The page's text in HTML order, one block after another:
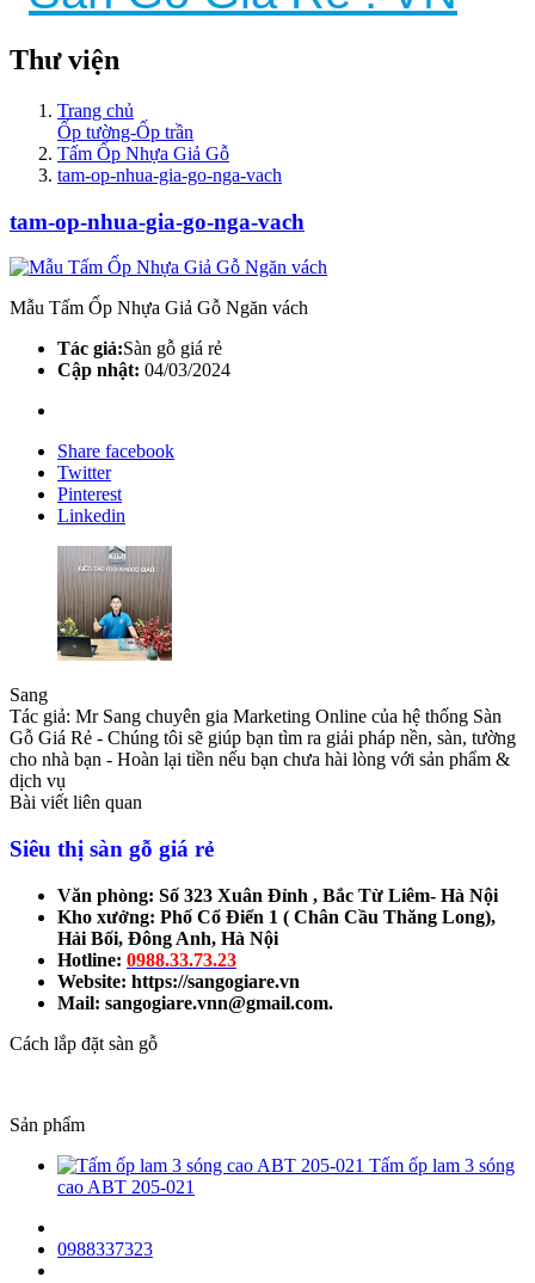
Thư viện
Trang chủ
Ốp tường-Ốp trần
Tấm Ốp Nhựa Giả Gỗ
tam-op-nhua-gia-go-nga-vach
tam-op-nhua-gia-go-nga-vach
Mẫu Tấm Ốp Nhựa Giả Gỗ Ngăn vách
Tác giả:Sàn gỗ giá rẻ
Cập nhật: 04/03/2024
Share facebook
Twitter
Pinterest
Linkedin
Sang
Tác giả: Mr Sang chuyên gia Marketing Online của hệ thống Sàn
Gỗ Giá Rẻ - Chúng tôi sẽ giúp bạn tìm ra giải pháp nền, sàn, tường
cho nhà bạn - Hoàn lại tiền nếu bạn chưa hài lòng với sản phẩm &
dịch vụ
Bài viết liên quan
Siêu thị sàn gỗ giá rẻ
Văn phòng: Số 323 Xuân Đỉnh , Bắc Từ Liêm- Hà Nội
Kho xưởng: Phố Cổ Điển 1 ( Chân Cầu Thăng Long),
Hải Bối, Đông Anh, Hà Nội
Hotline: 0988.33.73.23
Website: https://sangogiare.vn
Mail: sangogiare.vnn@gmail.com.
Cách lắp đặt sàn gỗ
Sản phẩm
Tấm ốp lam 3 sóng
cao ABT 205-021
0988337323